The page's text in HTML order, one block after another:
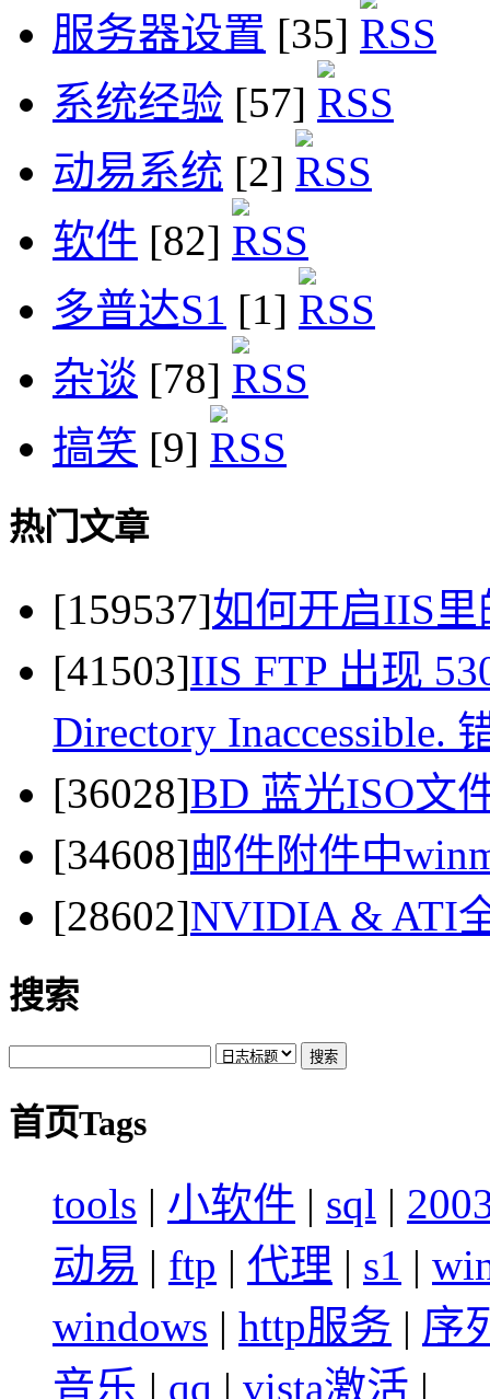
服务器设置 [35]
系统经验 [57]
动易系统 [2]
软件 [82]
多普达S1 [1]
杂谈 [78]
搞笑 [9]
热门文章
[159537]如何开启IIS里
[41503]IIS FTP 出现
Directory Inaccessible.
[36028]BD 蓝光ISO文
[34608]邮件附件中
[28602]NVIDIA & ATI
搜索
首页Tags
tools | 小软件 | sql |
动易 | ftp | 代理 | s1 |
windows | http服务 | 序
音乐 | qq | vista激活 |